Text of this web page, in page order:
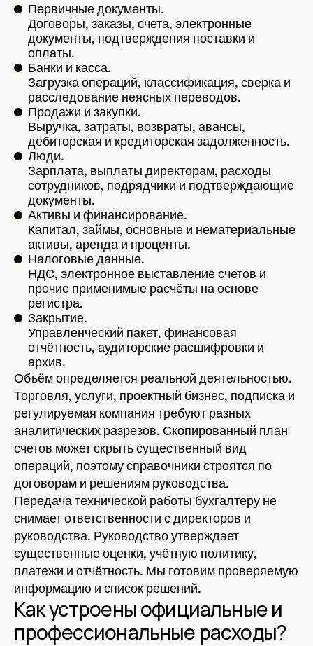
Первичные документы.
Договоры, заказы, счета, электронные
документы, подтверждения поставки и
оплаты.
Банки и касса.
Загрузка операций, классификация, сверка и
расследование неясных переводов.
Продажи и закупки.
Выручка, затраты, возвраты, авансы,
дебиторская и кредиторская задолженность.
Люди.
Зарплата, выплаты директорам, расходы
сотрудников, подрядчики и подтверждающие
документы.
Активы и финансирование.
Капитал, займы, основные и нематериальные
активы, аренда и проценты.
Налоговые данные.
НДС, электронное выставление счетов и
прочие применимые расчёты на основе
регистра.
Закрытие.
Управленческий пакет, финансовая
отчётность, аудиторские расшифровки и
архив.
Объём определяется реальной деятельностью.
Торговля, услуги, проектный бизнес, подписка и
регулируемая компания требуют разных
аналитических разрезов. Скопированный план
счетов может скрыть существенный вид
операций, поэтому справочники строятся по
договорам и решениям руководства.
Передача технической работы бухгалтеру не
снимает ответственности с директоров и
руководства. Руководство утверждает
существенные оценки, учётную политику,
платежи и отчётность. Мы готовим проверяемую
информацию и список решений.
Как устроены официальные и
профессиональные расходы?